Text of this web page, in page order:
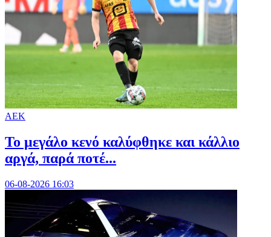
ΑΕΚ
Το μεγάλο κενό καλύφθηκε και κάλλιο
αργά, παρά ποτέ...
06-08-2026 16:03